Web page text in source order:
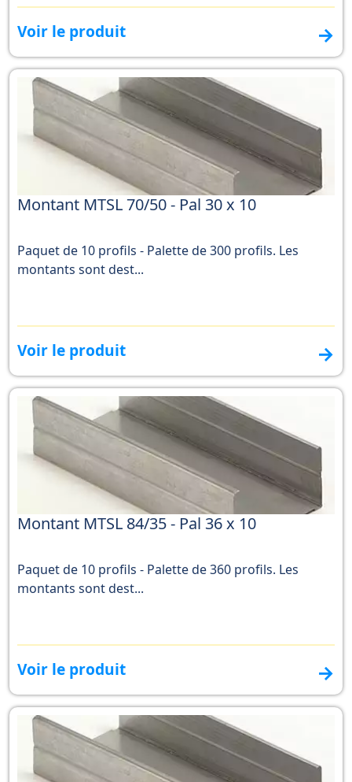
Voir le produit →
Montant MTSL 70/50 - Pal 30 x 10
Paquet de 10 profils - Palette de 300 profils. Les
montants sont dest...
Voir le produit →
Montant MTSL 84/35 - Pal 36 x 10
Paquet de 10 profils - Palette de 360 profils. Les
montants sont dest...
Voir le produit →